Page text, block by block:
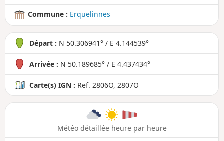
Commune : Erquelinnes
Départ : N 50.306941° / E 4.144539°
Arrivée : N 50.189685° / E 4.437434°
Carte(s) IGN : Ref. 2806O, 2807O
Météo détaillée heure par heure